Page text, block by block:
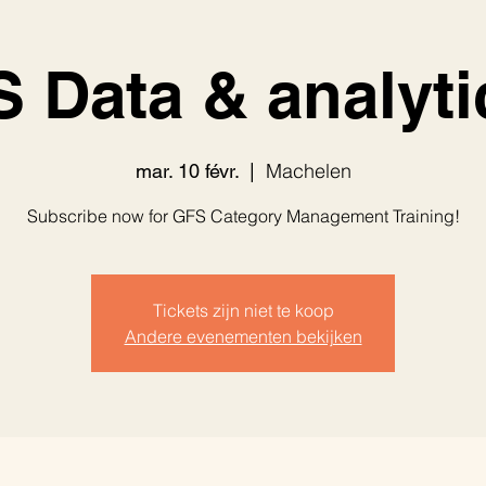
Data &
mar. 10 févr.
  |
Machelen
Subscribe now for GFS Category Management Training!
Tickets zijn niet te koop
Andere evenementen bekijken